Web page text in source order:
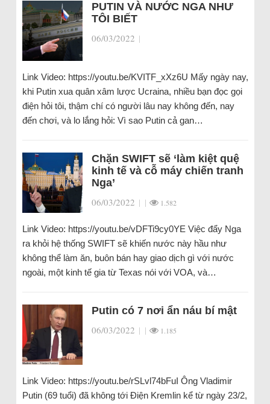
PUTIN VÀ NƯỚC NGA NHƯ
TÔI BIẾT
06/03/2022 |
Link Video: https://youtu.be/KVITF_xXz6U Mấy ngày nay,
khi Putin xua quân xâm lược Ucraina, nhiều bạn đọc gọi
điện hỏi tôi, thậm chí có người lâu nay không đến, nay
đến chơi, và lo lắng hỏi: Vì sao Putin cả gan…
Chặn SWIFT sẽ ‘làm kiệt quệ
kinh tế và cỗ máy chiến tranh
Nga’
06/03/2022 | | 1.582
Link Video: https://youtu.be/vDFTi9cy0YE Việc đẩy Nga
ra khỏi hệ thống SWIFT sẽ khiến nước này hầu như
không thể làm ăn, buôn bán hay giao dịch gì với nước
ngoài, một kinh tế gia từ Texas nói với VOA, và…
Putin có 7 nơi ẩn náu bí mật
06/03/2022 | | 1.185
Link Video: https://youtu.be/rSLvl74bFuI Ông Vladimir
Putin (69 tuổi) đã không tới Điện Kremlin kể từ ngày 23/2,